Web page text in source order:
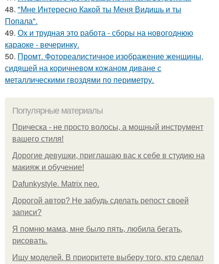
48. "Мне Интересно Какой ты Меня Видишь и ты
Попала".
49. Ох и трудная это работа - сборы на новогоднюю
караоке - вечеринку.
50. Промт. Фотореалистичное изображение женщины,
сидящей на коричневом кожаном диване с
металлическими гвоздями по периметру.
Популярные материалы
Прическа - не просто волосы, а мощный инструмент
вашего стиля!
Дорогие девушки, приглашаю вас к себе в студию на
макияж и обучение!
Dafunkystyle. Matrix neo.
Дорогой автор? Не забудь сделать репост своей
записи?
Я помню мама, мне было пять, любила бегать,
рисовать.
Ищу моделей. В приоритете выберу того, кто сделал